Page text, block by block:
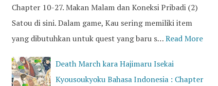
Chapter 10-27. Makan Malam dan Koneksi Pribadi (2)
Satou di sini. Dalam game, Kau sering memiliki item
yang dibutuhkan untuk quest yang baru s…Read More
Death March kara Hajimaru Isekai
Kyousoukyoku Bahasa Indonesia : Chapter